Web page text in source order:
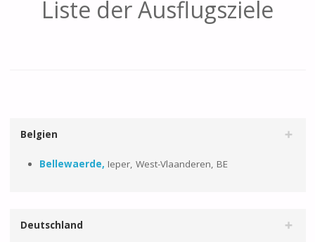
Liste der Ausflugsziele
Belgien
Bellewaerde, Ieper, West-Vlaanderen, BE
Deutschland